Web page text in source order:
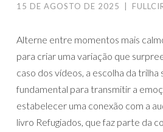
15 DE AGOSTO DE 2025
Alterne entre momentos mais
para criar uma variação que
caso dos vídeos, a escolha da
fundamental para transmitir a
estabelecer uma conexão com a
livro Refugiados, que faz parte da